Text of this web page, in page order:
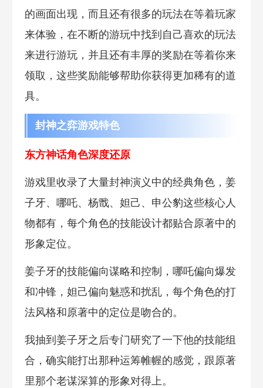
的画面出现，而且还有很多的玩法在等着玩家
来体验，在不断的游玩中找到自己喜欢的玩法
来进行游玩，并且还有丰厚的奖励在等着你来
领取，这些奖励能够帮助你获得更加稀有的道
具。
封神之弈游戏特色
东方神话角色深度还原
游戏里收录了大量封神演义中的经典角色，姜
子牙、哪吒、杨戬、妲己、申公豹这些核心人
物都有，每个角色的技能设计都贴合原著中的
形象定位。
姜子牙的技能偏向谋略和控制，哪吒偏向爆发
和冲锋，妲己偏向魅惑和扰乱，每个角色的打
法风格和原著中的定位是吻合的。
我抽到姜子牙之后专门研究了一下他的技能组
合，确实能打出那种运筹帷幄的感觉，跟原著
里那个老谋深算的形象对得上。